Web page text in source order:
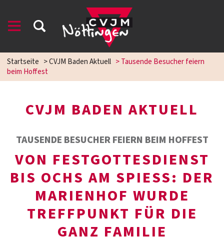
Startseite >CVJM Baden Aktuell >Tausende Besucher feiern
beim Hoffest
CVJM BADEN AKTUELL
TAUSENDE BESUCHER FEIERN BEIM HOFFEST
VON FESTGOTTESDIENST
BIS OCHS AM SPIESS: DER
MARIENHOF WURDE
TREFFPUNKT FÜR DIE
GANZ FAMILIE